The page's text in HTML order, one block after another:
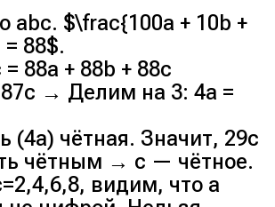
abc. $\frac{100a + 10b +
88$.
88a + 88b + 88c
87c → Делим на 3: 4a =
(4a) чётная. Значит, 29c
чётным → c — чётное.
видим, что a